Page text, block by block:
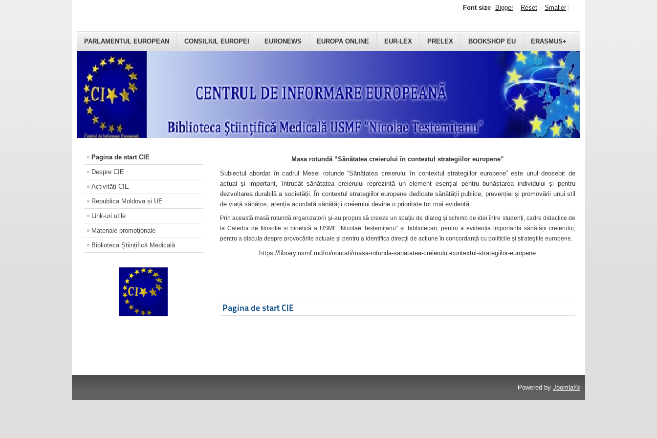
PARLAMENTUL EUROPEAN CONSILIUL EUROPEI EURONEWS EUROPA ONLINE EUR-LEX PRELEX BOOKSHOP EU ERASMUS+
Font size Bigger Reset Smaller
Pagina de start CIE
Despre CIE
Activități CIE
Republica Moldova și UE
Link-uri utile
Materiale promoţionale
Biblioteca Științifică Medicală
Masa rotundă “Sănătatea creierului în contextul strategiilor europene”
Subiectul abordat în cadrul Mesei rotunde “Sănătatea creierului în contextul strategiilor europene” este unul deosebit de
actual și important, întrucât sănătatea creierului reprezintă un element esențial pentru bunăstarea individului și pentru
dezvoltarea durabilă a societății. În contextul strategiilor europene dedicate sănătății publice, prevenției și promovării unui stil
de viață sănătos, atenția acordată sănătății creierului devine o prioritate tot mai evidentă.
Prin această masă rotundă organizatorii şi-au propus să creeze un spațiu de dialog și schimb de idei între studenți, cadre didactice de
la Catedra de filosofie și bioetică a USMF “Nicolae Testemițanu” și bibliotecari, pentru a evidenția importanța sănătății creierului,
pentru a discuta despre provocările actuale și pentru a identifica direcții de acțiune în concordanță cu politicile și strategiile europene.
https://library.usmf.md/ro/noutati/masa-rotunda-sanatatea-creierului-contextul-strategiilor-europene
Pagina de start CIE
Powered by Joomla!®